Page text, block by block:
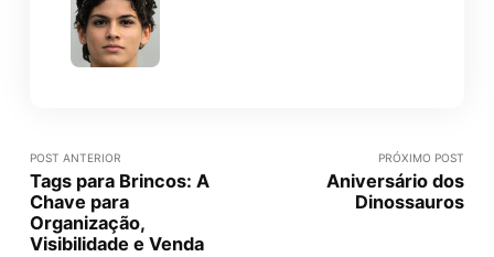
POST ANTERIOR
Tags para Brincos: A
Chave para
Organização,
Visibilidade e Venda
PRÓXIMO POST
Aniversário dos
Dinossauros